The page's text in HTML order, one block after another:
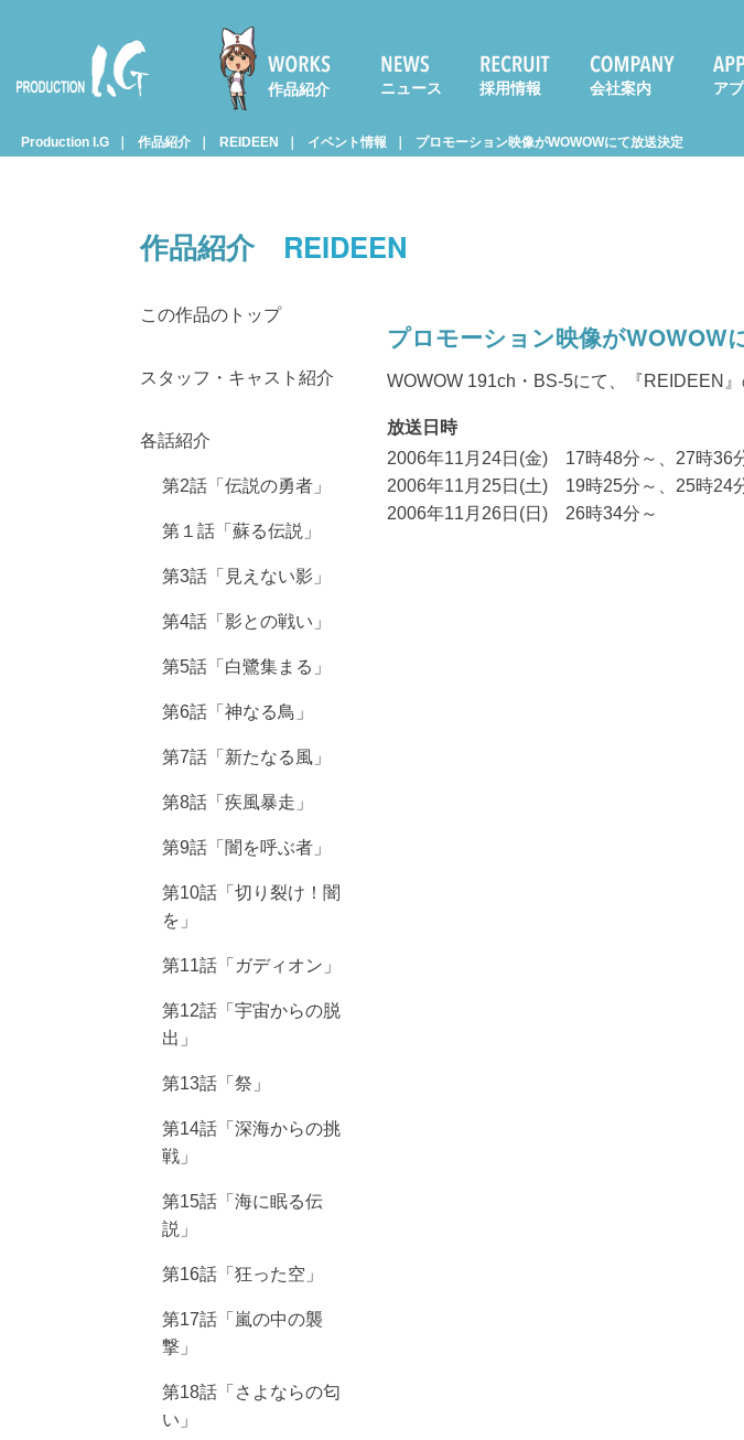
Prod
作品紹介 ニュース 採用情報 会社案内 ア
Production I.G 作品紹介 REIDEEN イベント情報 プロモーション映像がWOWOWにて放送決定
作品紹介 REIDEEN
この作品のトップ
スタッフ・キャスト紹介
各話紹介
第2話「伝説の勇者」
第１話「蘇る伝説」
第3話「見えない影」
第4話「影との戦い」
第5話「白鷺集まる」
第6話「神なる鳥」
第7話「新たなる風」
第8話「疾風暴走」
第9話「闇を呼ぶ者」
第10話「切り裂け！闇
を」
第11話「ガディオン」
第12話「宇宙からの脱
出」
第13話「祭」
第14話「深海からの挑
戦」
第15話「海に眠る伝
説」
第16話「狂った空」
第17話「嵐の中の襲
撃」
第18話「さよならの匂
い」
プロモーション映像がWOWOW
WOWOW 191ch・BS-5にて、『REIDEEN
放送日時
2006年11月24日(金) 17時48分～、27時36
2006年11月25日(土) 19時25分～、25時24
2006年11月26日(日) 26時34分～